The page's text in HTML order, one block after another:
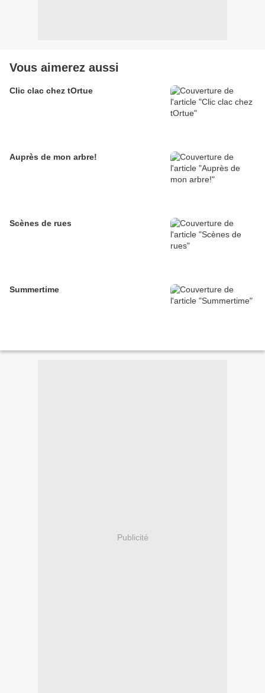
Vous aimerez aussi
Clic clac chez tOrtue
Auprès de mon arbre!
Scènes de rues
Summertime
Publicité